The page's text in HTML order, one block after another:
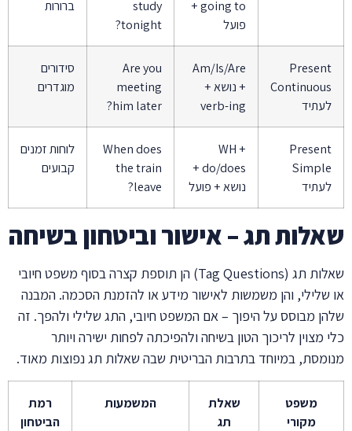
going to +
פועל
study
tonight?
ברורות
Present
Continuous
לעתיד
Am/Is/Are
+ נושא +
verb-ing
Are you
meeting
him later?
סידורים
מוגדרים
Present
Simple
לעתיד
WH +
do/does +
נושא + פועל
When does
the train
leave?
לוחות זמנים
קבועים
שאלות תג – אישור וביטחון בשיחה
שאלות תג (Tag Questions) הן תוספת קצרה בסוף משפט חיובי
או שלילי, והן משמשות לאישור מידע או להזמנת הסכמה. המבנה
שלהן מבוסס על היפוך – אם המשפט חיובי, התג שלילי ולהפך. זה
כלי מצוין לריכוך הטון בשיחה ולהפיכתה לפחות ישירה ויותר
מנומסת, במיוחד בתרבות הבריטית שבה שאלות תג נפוצות מאוד.
משפט
מקורי
שאלת
תג
המשמעות
רמת
הביטחון